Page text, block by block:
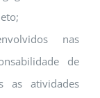
nas
de
as atividades